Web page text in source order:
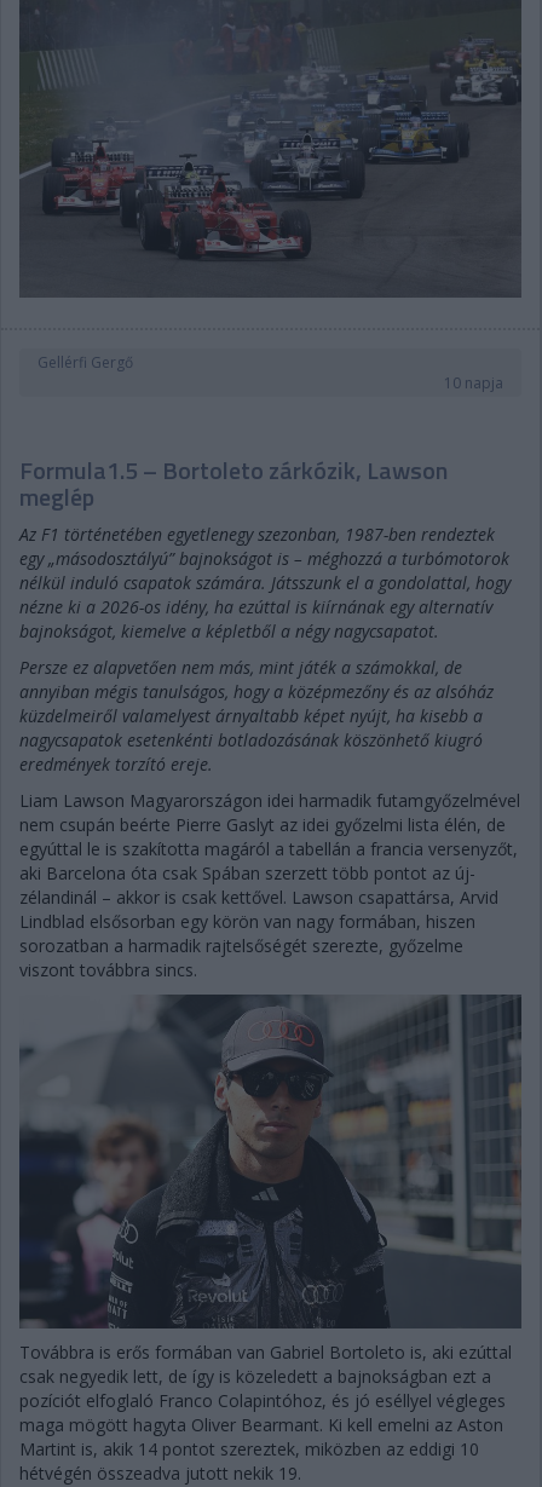
Gellérfi Gergő
10 napja
Formula1.5 – Bortoleto zárkózik, Lawson
meglép
Az F1 történetében egyetlenegy szezonban, 1987-ben rendeztek
egy „másodosztályú” bajnokságot is – méghozzá a turbómotorok
nélkül induló csapatok számára. Játsszunk el a gondolattal, hogy
nézne ki a 2026-os idény, ha ezúttal is kiírnának egy alternatív
bajnokságot, kiemelve a képletből a négy nagycsapatot.
Persze ez alapvetően nem más, mint játék a számokkal, de
annyiban mégis tanulságos, hogy a középmezőny és az alsóház
küzdelmeiről valamelyest árnyaltabb képet nyújt, ha kisebb a
nagycsapatok esetenkénti botladozásának köszönhető kiugró
eredmények torzító ereje.
Liam Lawson Magyarországon idei harmadik futamgyőzelmével
nem csupán beérte Pierre Gaslyt az idei győzelmi lista élén, de
egyúttal le is szakította magáról a tabellán a francia versenyzőt,
aki Barcelona óta csak Spában szerzett több pontot az új-
zélandinál – akkor is csak kettővel. Lawson csapattársa, Arvid
Lindblad elsősorban egy körön van nagy formában, hiszen
sorozatban a harmadik rajtelsőségét szerezte, győzelme
viszont továbbra sincs.
Továbbra is erős formában van Gabriel Bortoleto is, aki ezúttal
csak negyedik lett, de így is közeledett a bajnokságban ezt a
pozíciót elfoglaló Franco Colapintóhoz, és jó eséllyel végleges
maga mögött hagyta Oliver Bearmant. Ki kell emelni az Aston
Martint is, akik 14 pontot szereztek, miközben az eddigi 10
hétvégén összeadva jutott nekik 19.